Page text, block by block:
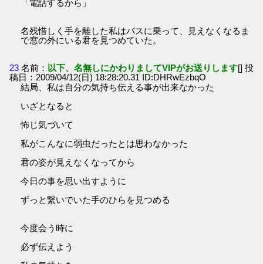
「電話するから」
名残惜しく手を離した私はバスに乗って、見えなくなるま
で窓の外にいる君を見つめていた。
23 名前： 以下、名無しにかわりましてVIPがお送りします[] 投
稿日：2009/04/12(日) 18:28:20.31 ID:DHRwEzbqO
結局、私は自分の気持ち伝える事が出来なかった
いざとなると
怖じ気づいて
私がこんなに弱虫だったとは思わなかった
君の姿が見えなくなってから
今日の事を思い出すように
ずっと繋いでいた手のひらを見つめる
今度会う時に
必ず伝えよう